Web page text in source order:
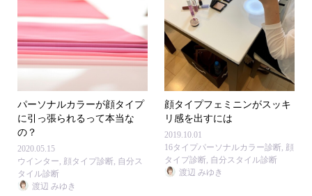
パーソナルカラーが顔タイプ
に引っ張られるって本当な
の？
2020.05.15
ウインター, 顔タイプ診断, 自分ス
タイル診断
渡辺 みゆき
顔タイプフェミニンがスッキ
リ感を出すには
2019.10.01
16タイプパーソナルカラー診断, 顔
タイプ診断, 自分スタイル診断
渡辺 みゆき